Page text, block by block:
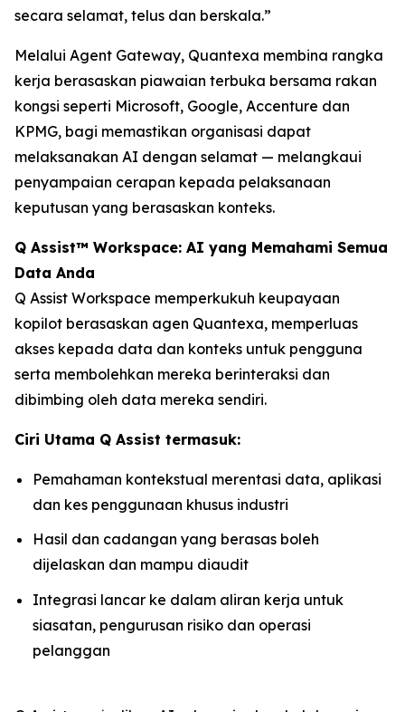
secara selamat, telus dan berskala.”
Melalui Agent Gateway, Quantexa membina rangka
kerja berasaskan piawaian terbuka bersama rakan
kongsi seperti Microsoft, Google, Accenture dan
KPMG, bagi memastikan organisasi dapat
melaksanakan AI dengan selamat — melangkaui
penyampaian cerapan kepada pelaksanaan
keputusan yang berasaskan konteks.
Q Assist™ Workspace: AI yang Memahami Semua
Data Anda
Q Assist Workspace memperkukuh keupayaan
kopilot berasaskan agen Quantexa, memperluas
akses kepada data dan konteks untuk pengguna
serta membolehkan mereka berinteraksi dan
dibimbing oleh data mereka sendiri.
Ciri Utama Q Assist termasuk:
Pemahaman kontekstual merentasi data, aplikasi
dan kes penggunaan khusus industri
Hasil dan cadangan yang berasas boleh
dijelaskan dan mampu diaudit
Integrasi lancar ke dalam aliran kerja untuk
siasatan, pengurusan risiko dan operasi
pelanggan